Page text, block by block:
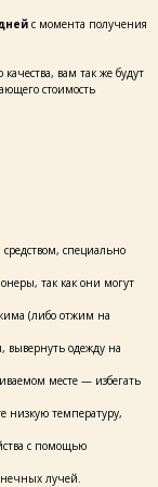
с момента получения
вам так же будут
стоимость
специально
так как они могут
(либо отжим на
вывернуть одежду на
месте — избегать
низкую температуру,
с помощью
лучей.